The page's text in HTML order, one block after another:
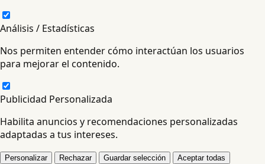
Análisis / Estadísticas
Nos permiten entender cómo interactúan los usuarios
para mejorar el contenido.
Publicidad Personalizada
Habilita anuncios y recomendaciones personalizadas
adaptadas a tus intereses.
Personalizar Rechazar Guardar selección Aceptar todas